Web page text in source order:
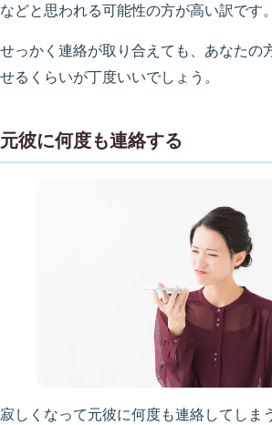
などと思われる可能性の方が高い訳です。
せっかく連絡が取り合えても、あなたの
せるくらいが丁度いいでしょう。
元彼に何度も連絡する
寂しくなって元彼に何度も連絡してしま